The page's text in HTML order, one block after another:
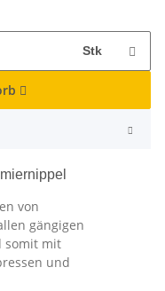
Stk
von
gängigen
somit mit
und